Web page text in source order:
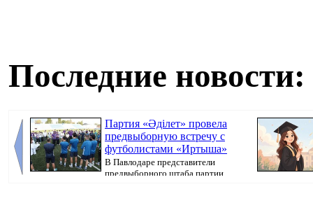
Последние новости:
Партия «Әділет» провела
предвыборную встречу с
футболистами «Иртыша»
В Павлодаре представители
предвыборного штаба партии